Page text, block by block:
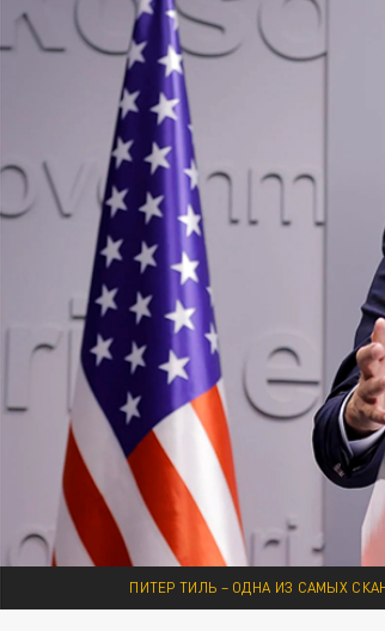
ПИТЕР ТИЛЬ – ОДНА ИЗ САМЫХ